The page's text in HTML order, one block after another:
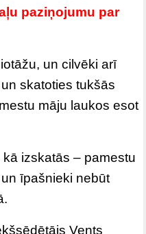
paziņojumu par
un cilvēki arī
skatoties tukšās
māju laukos esot
izskatās – pamestu
īpašnieki nebūt
Vents